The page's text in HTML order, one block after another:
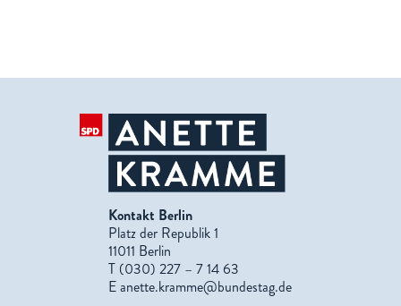
Kontakt Berlin
Platz der Republik 1
11011 Berlin
T (030) 227 – 7 14 63
Eanette.kramme@bundestag.de